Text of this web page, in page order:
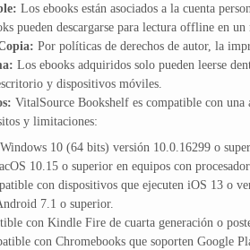
Los ebooks están asociados a la cuenta
pueden descargarse para lectura offline en
Por políticas de derechos de autor, la
Los ebooks adquiridos solo pueden leerse
y dispositivos móviles.
VitalSource Bookshelf es compatible con
y limitaciones:
10 (64 bits) versión 10.0.16299 o
10.15 o superior en equipos con
con dispositivos que ejecuten iOS 13 o
7.1 o superior.
con Kindle Fire de cuarta generación o
con Chromebooks que soporten Google